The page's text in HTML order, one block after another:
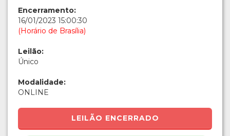
Encerramento:
16/01/2023 15:00:30
(Horário de Brasília)
Leilão:
Único
Modalidade:
ONLINE
LEILÃO ENCERRADO